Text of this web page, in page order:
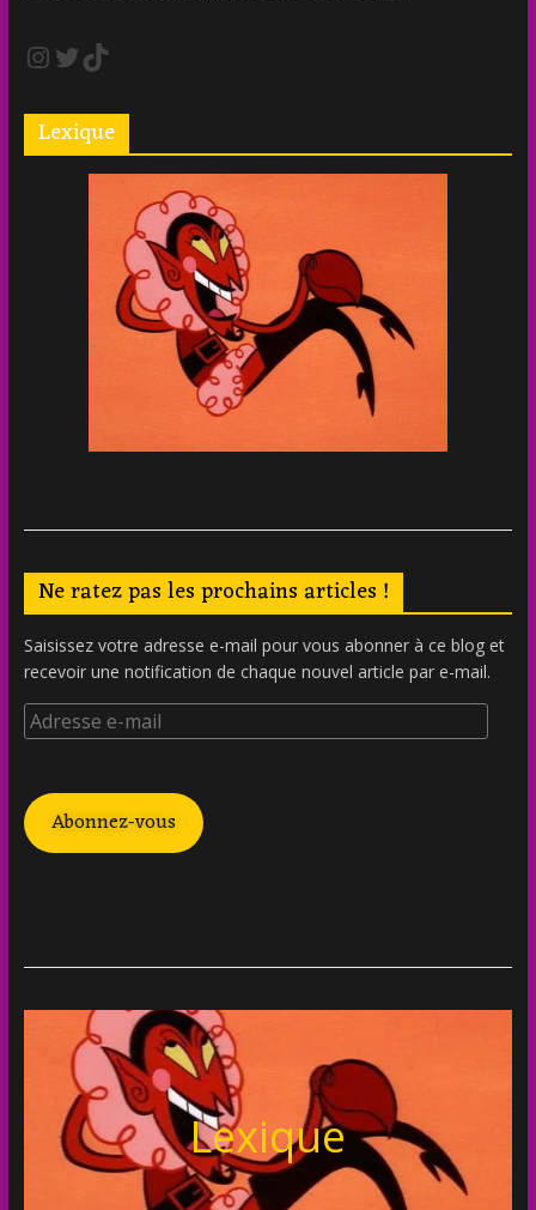
Lexique
Ne ratez pas les prochains articles !
Saisissez votre adresse e-mail pour vous abonner à ce blog et
recevoir une notification de chaque nouvel article par e-mail.
Abonnez-vous
Lexique